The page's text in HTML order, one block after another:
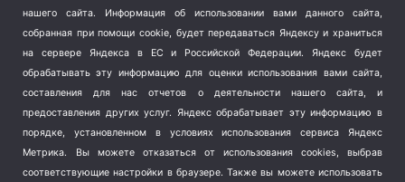
Школа и спорт (2)
Экология (8)
Экономика (1172)
нашего сайта. Информация об использовании вами данного сайта,
собранная при помощи cookie, будет передаваться Яндексу и храниться
на сервере Яндекса в ЕС и Российской Федерации. Яндекс будет
обрабатывать эту информацию для оценки использования вами сайта,
составления для нас отчетов о деятельности нашего сайта, и
предоставления других услуг. Яндекс обрабатывает эту информацию в
порядке, установленном в условиях использования сервиса Яндекс
Метрика.
Вы можете отказаться от использования cookies, выбрав
соответствующие настройки в браузере. Также вы можете использовать